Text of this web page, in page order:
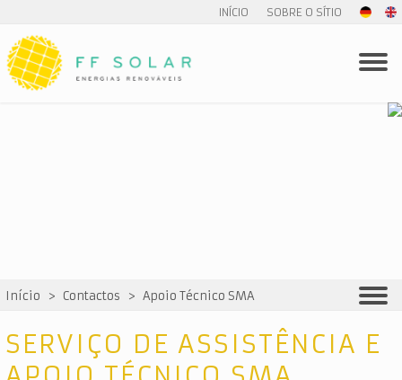
INÍCIO SOBRE O SÍTIO
Início > Contactos > Apoio Técnico SMA
SERVIÇO DE ASSISTÊNCIA E